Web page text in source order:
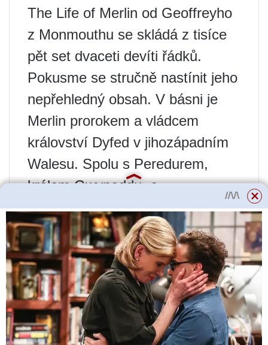
The Life of Merlin od Geoffreyho
z Monmouthu se skládá z tisíce
pět set dvaceti devíti řádků.
Pokusme se stručně nastínit jeho
nepřehledný obsah. V básni je
Merlin prorokem a vládcem
království Dyfed v jihozápadním
Walesu. Spolu s Peredurem,
králem Gwyneddu, a
Ridderchem, králem Strathclyde,
bojuje v nejmenované bitvě proti
Gwenddolewovi, králi Skotska.
Geoffrey v knize dává všem
místům a lidem latinizovaná
jména. Používám jejich velšské
formy, aby bylo později snazší